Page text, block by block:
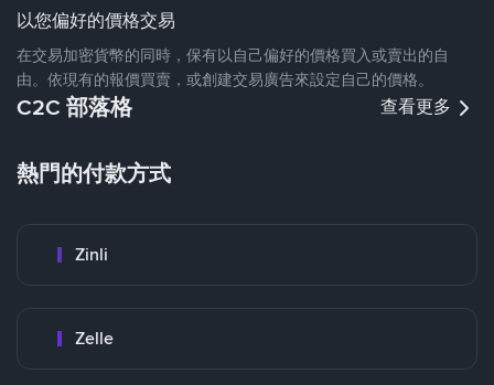
以您偏好的價格交易
在交易加密貨幣的同時，保有以自己偏好的價格買入或賣出的自
由。依現有的報價買賣，或創建交易廣告來設定自己的價格。
C2C 部落格 查看更多
熱門的付款方式
Zinli
Zelle